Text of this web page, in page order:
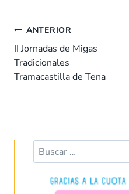
b
o
o
s
A
p
dI
n
Navegación
de
entradas
ANTERIOR
II Jornadas de Migas
Tradicionales
Tramacastilla de Tena
Buscar: